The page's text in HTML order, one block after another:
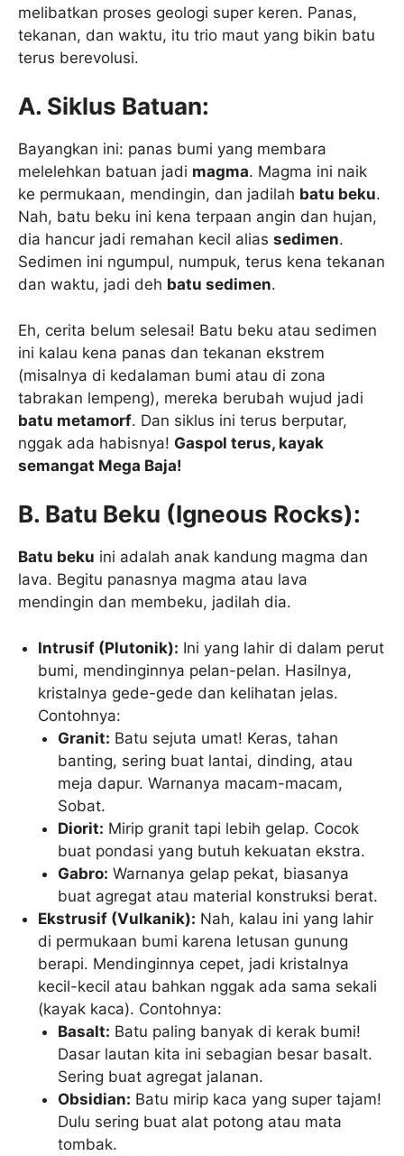
melibatkan proses geologi super keren. Panas,
tekanan, dan waktu, itu trio maut yang bikin batu
terus berevolusi.
A. Siklus Batuan:
Bayangkan ini: panas bumi yang membara
melelehkan batuan jadi magma. Magma ini naik
ke permukaan, mendingin, dan jadilah batu beku.
Nah, batu beku ini kena terpaan angin dan hujan,
dia hancur jadi remahan kecil alias sedimen.
Sedimen ini ngumpul, numpuk, terus kena tekanan
dan waktu, jadi deh batu sedimen.
Eh, cerita belum selesai! Batu beku atau sedimen
ini kalau kena panas dan tekanan ekstrem
(misalnya di kedalaman bumi atau di zona
tabrakan lempeng), mereka berubah wujud jadi
batu metamorf. Dan siklus ini terus berputar,
nggak ada habisnya! Gaspol terus, kayak
semangat Mega Baja!
B. Batu Beku (Igneous Rocks):
Batu beku ini adalah anak kandung magma dan
lava. Begitu panasnya magma atau lava
mendingin dan membeku, jadilah dia.
Intrusif (Plutonik): Ini yang lahir di dalam perut
bumi, mendinginnya pelan-pelan. Hasilnya,
kristalnya gede-gede dan kelihatan jelas.
Contohnya:
Granit: Batu sejuta umat! Keras, tahan
banting, sering buat lantai, dinding, atau
meja dapur. Warnanya macam-macam,
Sobat.
Diorit: Mirip granit tapi lebih gelap. Cocok
buat pondasi yang butuh kekuatan ekstra.
Gabro: Warnanya gelap pekat, biasanya
buat agregat atau material konstruksi berat.
Ekstrusif (Vulkanik): Nah, kalau ini yang lahir
di permukaan bumi karena letusan gunung
berapi. Mendinginnya cepet, jadi kristalnya
kecil-kecil atau bahkan nggak ada sama sekali
(kayak kaca). Contohnya:
Basalt: Batu paling banyak di kerak bumi!
Dasar lautan kita ini sebagian besar basalt.
Sering buat agregat jalanan.
Obsidian: Batu mirip kaca yang super tajam!
Dulu sering buat alat potong atau mata
tombak.